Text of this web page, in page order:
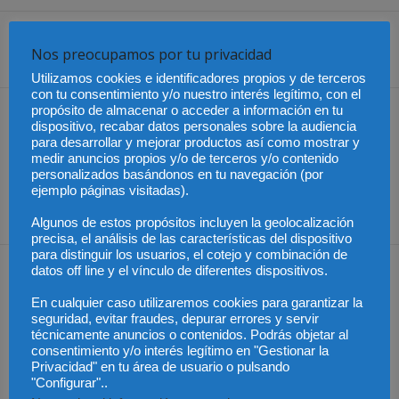
Share
Artículo anterior
México – Trato digno en la
atención médica
Artículo siguiente
Juristas y expertos
reclaman un derecho más
cercano, comprensible y
Artículos relacionados Más del autor
Nos preocupamos por tu privacidad
Utilizamos cookies e identificadores propios y de terceros
con tu consentimiento y/o nuestro interés legítimo, con el
propósito de almacenar o acceder a información en tu
dispositivo, recabar datos personales sobre la audiencia
para desarrollar y mejorar productos así como mostrar y
medir anuncios propios y/o de terceros y/o contenido
personalizados basándonos en tu navegación (por
ejemplo páginas visitadas).
Algunos de estos propósitos incluyen la geolocalización
precisa, el análisis de las características del dispositivo
para distinguir los usuarios, el cotejo y combinación de
datos off line y el vínculo de diferentes dispositivos.
En cualquier caso utilizaremos cookies para garantizar la
seguridad, evitar fraudes, depurar errores y servir
técnicamente anuncios o contenidos. Podrás objetar al
consentimiento y/o interés legítimo en "Gestionar la
Privacidad" en tu área de usuario o pulsando
"Configurar"..